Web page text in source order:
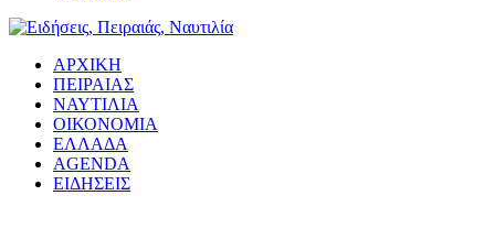
ΑΡΧΙΚΗ
ΠΕΙΡΑΙΑΣ
ΝΑΥΤΙΛΙΑ
ΟΙΚΟΝΟΜΙΑ
ΕΛΛΑΔΑ
AGENDA
ΕΙΔΗΣΕΙΣ